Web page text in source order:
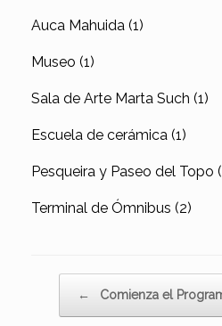
Auca Mahuida (1)
Museo (1)
Sala de Arte Marta Such (1)
Escuela de cerámica (1)
Pesqueira y Paseo del Topo
Terminal de Ómnibus (2)
← Comienza el